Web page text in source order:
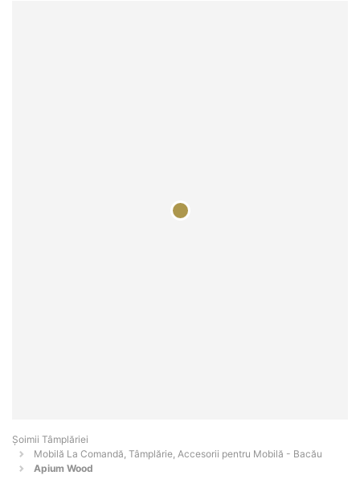
Șoimii Tâmplăriei
Mobilă La Comandă, Tâmplărie, Accesorii pentru Mobilă - Bacău
Apium Wood